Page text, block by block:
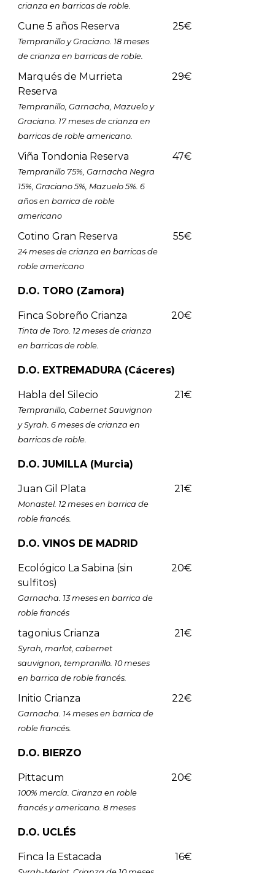
crianza en barricas de roble.
Cune 5 años Reserva
Tempranillo y Graciano. 18 meses
de crianza en barricas de roble.
25€
Marqués de Murrieta
Reserva
Tempranillo, Garnacha, Mazuelo y
Graciano. 17 meses de crianza en
barricas de roble americano.
29€
Viña Tondonia Reserva
Tempranillo 75%, Garnacha Negra
15%, Graciano 5%, Mazuelo 5%. 6
años en barrica de roble
americano
47€
Cotino Gran Reserva
24 meses de crianza en barricas de
roble americano
55€
D.O. TORO (Zamora)
Finca Sobreño Crianza
Tinta de Toro. 12 meses de crianza
en barricas de roble.
20€
D.O. EXTREMADURA (Cáceres)
Habla del Silecio
Tempranillo, Cabernet Sauvignon
y Syrah. 6 meses de crianza en
barricas de roble.
21€
D.O. JUMILLA (Murcia)
Juan Gil Plata
Monastel. 12 meses en barrica de
roble francés.
21€
D.O. VINOS DE MADRID
Ecológico La Sabina (sin
sulfitos)
Garnacha. 13 meses en barrica de
roble francés
20€
tagonius Crianza
Syrah, marlot, cabernet
sauvignon, tempranillo. 10 meses
en barrica de roble francés.
21€
Initio Crianza
Garnacha. 14 meses en barrica de
roble francés.
22€
D.O. BIERZO
Pittacum
100% mercía. Ciranza en roble
francés y americano. 8 meses
20€
D.O. UCLÉS
Finca la Estacada 16€